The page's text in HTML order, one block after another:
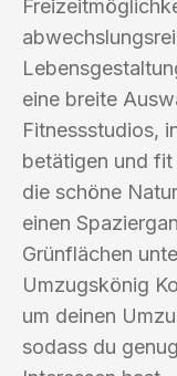
eine breite
Fitnessstudios,
betätigen und fit
die schöne
einen
Grünflächen
Umzugskönig
um deinen
sodass du